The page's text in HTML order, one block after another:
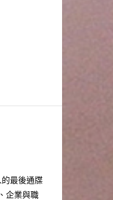
最後通牒
企業與職